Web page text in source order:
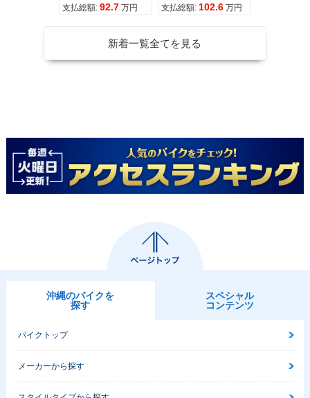
支払総額: 92.7 万円
支払総額: 102.6 万円
新着一覧全てを見る
沖縄のバイクを
探す
スペシャル
コンテンツ
バイクトップ
メーカーから探す